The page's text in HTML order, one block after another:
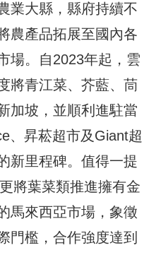
業大縣，縣府持續不
農產品拓展至國內各
場。自2023年起，雲
將青江菜、芥藍、茼
加坡，並順利進駐當
、昇菘超市及Giant超
新里程碑。值得一提
將葉菜類推進擁有金
馬來西亞市場，象徵
門檻，合作強度達到